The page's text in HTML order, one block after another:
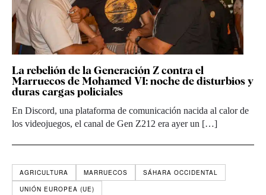
La rebelión de la Generación Z contra el
Marruecos de Mohamed VI: noche de disturbios y
duras cargas policiales
En Discord, una plataforma de comunicación nacida al calor de
los videojuegos, el canal de Gen Z212 era ayer un […]
AGRICULTURA MARRUECOS
SÁHARA OCCIDENTAL
UNIÓN EUROPEA (UE)